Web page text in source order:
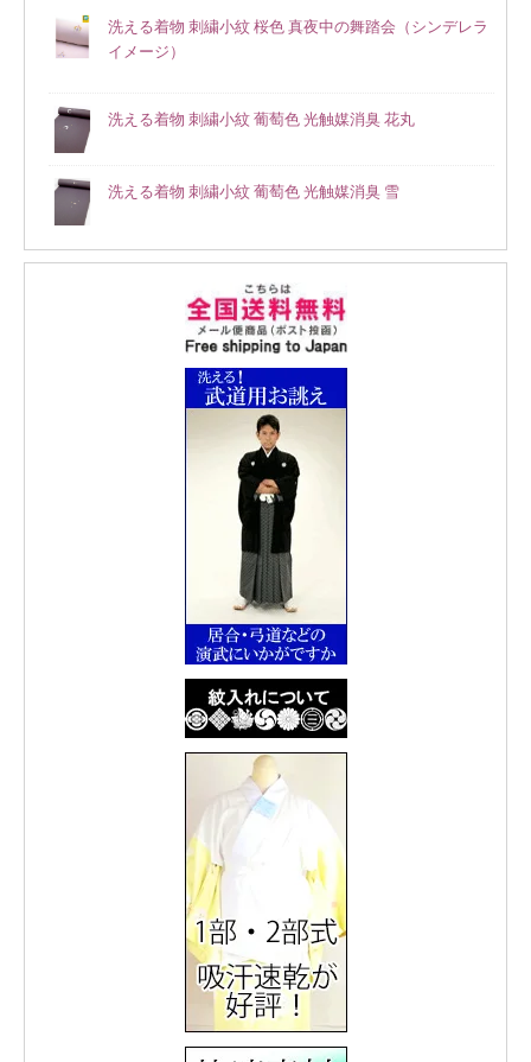
洗える着物 刺繍小紋 桜色 真夜中の舞踏会（シンデレラ
イメージ）
洗える着物 刺繍小紋 葡萄色 光触媒消臭 花丸
洗える着物 刺繍小紋 葡萄色 光触媒消臭 雪